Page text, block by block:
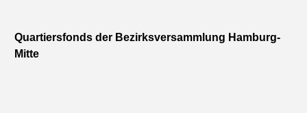
Quartiersfonds der Bezirksversammlung Hamburg-
Mitte